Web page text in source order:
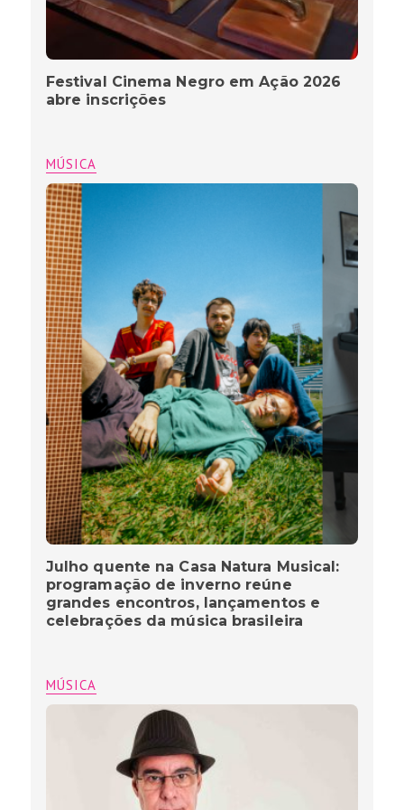
Festival Cinema Negro em Ação 2026
abre inscrições
MÚSICA
Julho quente na Casa Natura Musical:
programação de inverno reúne
grandes encontros, lançamentos e
celebrações da música brasileira
MÚSICA